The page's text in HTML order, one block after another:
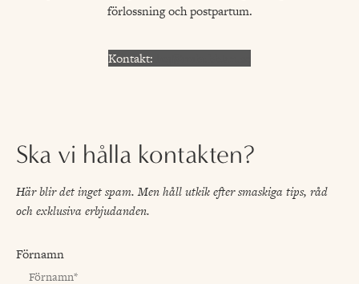
förlossning och postpartum.
Kontakt:
Ska vi hålla kontakten?
Här blir det inget spam. Men håll utkik efter smaskiga tips, råd
och exklusiva erbjudanden.
Förnamn